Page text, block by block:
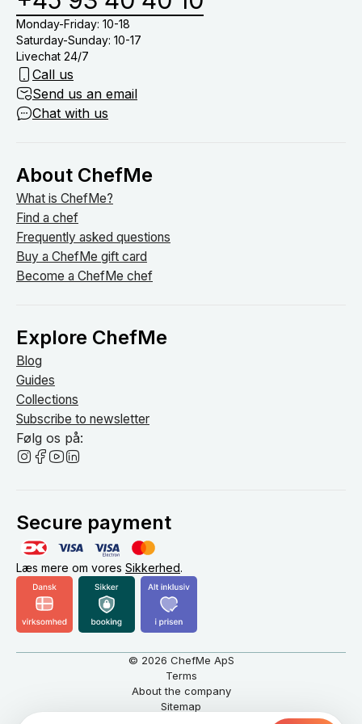
Monday-Friday: 10-18
Saturday-Sunday: 10-17
Livechat 24/7
Call us
Send us an email
Chat with us
About ChefMe
What is ChefMe?
Find a chef
Frequently asked questions
Buy a ChefMe gift card
Become a ChefMe chef
Explore ChefMe
Blog
Guides
Collections
Subscribe to newsletter
Følg os på:
Secure payment
Læs mere om vores Sikkerhed.
© 2026 ChefMe ApS
Terms
About the company
Sitemap